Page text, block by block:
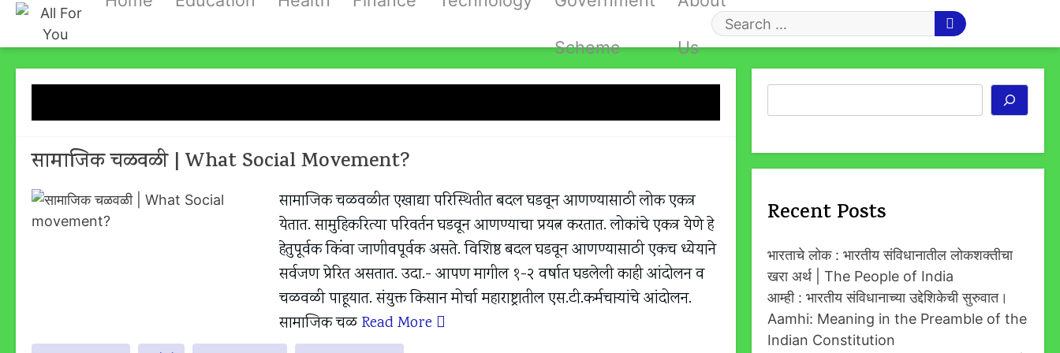
Skip
content
Scheme Us
Search
सामाजिक चळवळी | What Social Movement?
सामाजिक चळवळीत एखाद्या परिस्थितीत बदल घडवून आणण्यासाठी लोक एकत्र
येतात. सामुहिकरित्या परिवर्तन घडवून आणण्याचा प्रयत्न करतात. लोकांचे एकत्र येणे हे
हेतुपूर्वक किंवा जाणीवपूर्वक असते. विशिष्ठ बदल घडवून आणण्यासाठी एकच ध्येयाने
सर्वजण प्रेरित असतात. उदा.- आपण मागील १-२ वर्षात घडलेली काही आंदोलन व
चळवळी पाहूयात. संयुक्त किसान मोर्चा महाराष्ट्रातील एस.टी.कर्मचार्‍यांचे आंदोलन.
सामाजिक चळ Read More
Recent Posts
भारताचे लोक : भारतीय संविधानातील लोकशक्तीचा
खरा अर्थ | The People of India
आम्ही : भारतीय संविधानाच्या उद्देशिकेची सुरुवात।
Aamhi: Meaning in the Preamble of the
Indian Constitution